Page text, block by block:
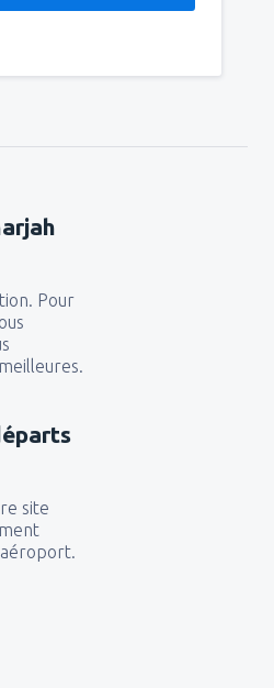
Pour
site